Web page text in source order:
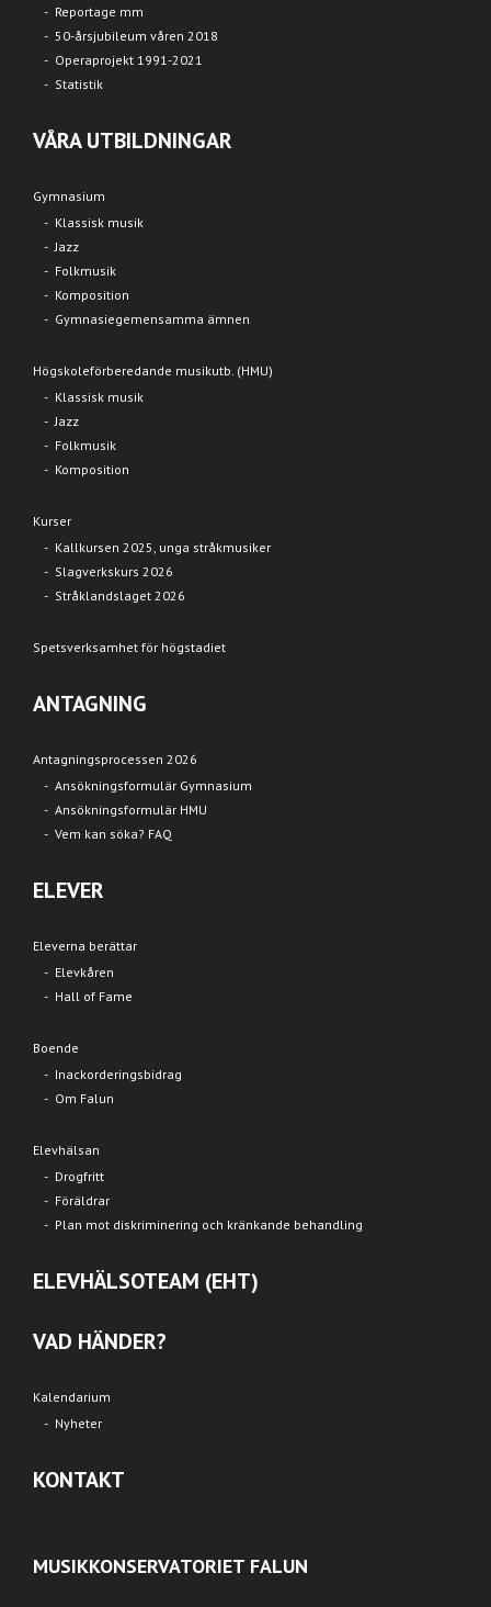
Reportage mm
50-årsjubileum våren 2018
Operaprojekt 1991-2021
Statistik
VÅRA UTBILDNINGAR
Gymnasium
Klassisk musik
Jazz
Folkmusik
Komposition
Gymnasiegemensamma ämnen
Högskoleförberedande musikutb. (HMU)
Klassisk musik
Jazz
Folkmusik
Komposition
Kurser
Kallkursen 2025, unga stråkmusiker
Slagverkskurs 2026
Stråklandslaget 2026
Spetsverksamhet för högstadiet
ANTAGNING
Antagningsprocessen 2026
Ansökningsformulär Gymnasium
Ansökningsformulär HMU
Vem kan söka? FAQ
ELEVER
Eleverna berättar
Elevkåren
Hall of Fame
Boende
Inackorderingsbidrag
Om Falun
Elevhälsan
Drogfritt
Föräldrar
Plan mot diskriminering och kränkande behandling
ELEVHÄLSOTEAM (EHT)
VAD HÄNDER?
Kalendarium
Nyheter
KONTAKT
MUSIKKONSERVATORIET FALUN